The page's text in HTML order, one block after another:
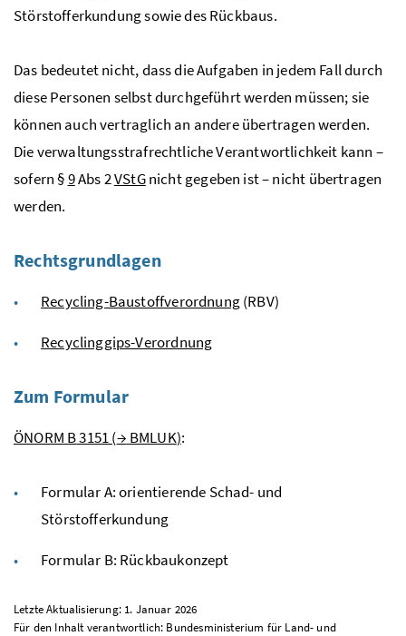
Störstofferkundung sowie des Rückbaus.
Das bedeutet nicht, dass die Aufgaben in jedem Fall durch
diese Personen selbst durchgeführt werden müssen; sie
können auch vertraglich an andere übertragen werden.
Die verwaltungsstrafrechtliche Verantwortlichkeit kann –
sofern §9Abs2VStGnicht gegeben ist – nicht übertragen
werden.
Rechtsgrundlagen
Recycling-Baustoffverordnung(RBV)
Recyclinggips-Verordnung
Zum Formular
ÖNORM B3151 (→ BMLUK):
Formular A: orientierende Schad- und
Störstofferkundung
Formular B: Rückbaukonzept
Letzte Aktualisierung: 1. Januar 2026
Für den Inhalt verantwortlich: Bundesministerium für Land- und